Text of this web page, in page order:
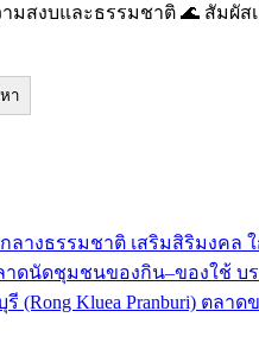
มสงบและธรรมชาติ 🌊 สัมผัส
า
ลางธรรมชาติ เสริมสิริมงคล
าดนัดชุมชนของกิน–ของใช้ บ
(Rong Kluea Pranburi) ตลา